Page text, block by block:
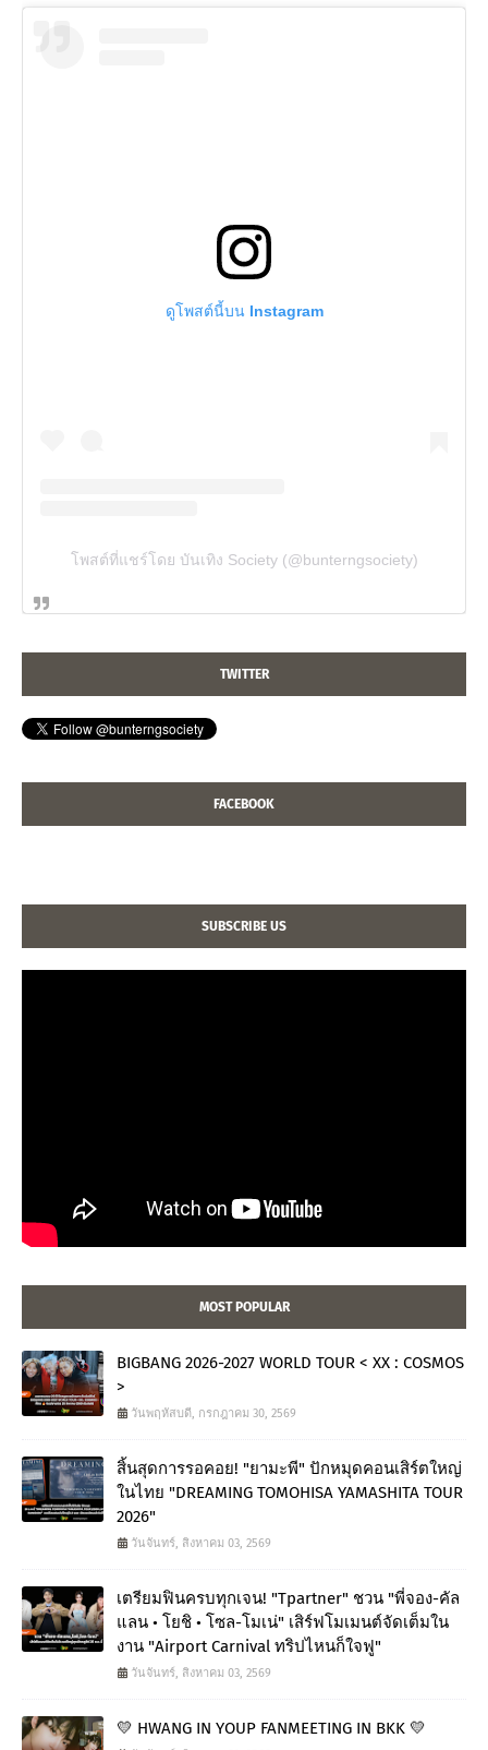
ดูโพสต์นี้บน Instagram
โพสต์ที่แชร์โดย บันเทิง Society (@bunterngsociety)
TWITTER
FACEBOOK
SUBSCRIBE US
MOST POPULAR
BIGBANG 2026-2027 WORLD TOUR < XX : COSMOS
>
วันพฤหัสบดี, กรกฎาคม 30, 2569
สิ้นสุดการรอคอย! "ยามะพี" ปักหมุดคอนเสิร์ตใหญ่
ในไทย "DREAMING TOMOHISA YAMASHITA TOUR
2026"
วันจันทร์, สิงหาคม 03, 2569
เตรียมฟินครบทุกเจน! "Tpartner" ชวน "พี่จอง-คัล
แลน • โยชิ • โซล-โมเน่" เสิร์ฟโมเมนต์จัดเต็มใน
งาน "Airport Carnival ทริปไหนก็ใจฟู"
วันจันทร์, สิงหาคม 03, 2569
💛 HWANG IN YOUP FANMEETING IN BKK 💛